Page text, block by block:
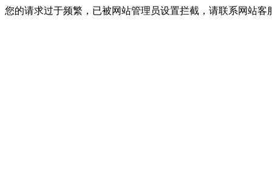
您的请求过于频繁，已被网站管理员设置拦截，请联系网站客